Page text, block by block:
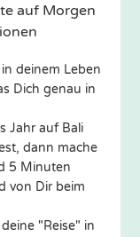
auf Morgen
deinem Leben
Dich genau in
Jahr auf Bali
dann mache
5 Minuten
von Dir beim
"Reise" in